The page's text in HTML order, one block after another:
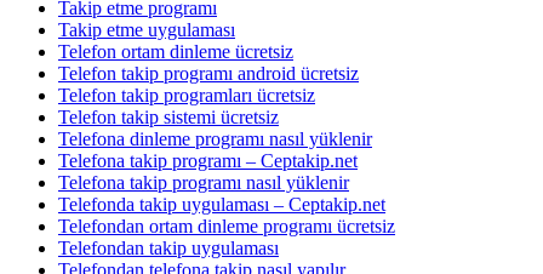
Takip etme programı
Takip etme uygulaması
Telefon ortam dinleme ücretsiz
Telefon takip programı android ücretsiz
Telefon takip programları ücretsiz
Telefon takip sistemi ücretsiz
Telefona dinleme programı nasıl yüklenir
Telefona takip programı – Ceptakip.net
Telefona takip programı nasıl yüklenir
Telefonda takip uygulaması – Ceptakip.net
Telefondan ortam dinleme programı ücretsiz
Telefondan takip uygulaması
Telefondan telefona takip nasıl yapılır